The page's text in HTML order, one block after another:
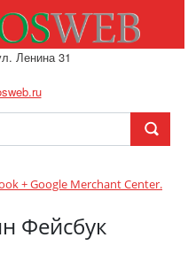
Ленина 31
+ Google Merchant Center.
Фейсбук